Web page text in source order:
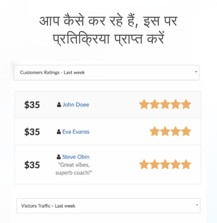
आप कैसे कर रहे हैं, इस पर
प्रतिक्रिया प्राप्त करें